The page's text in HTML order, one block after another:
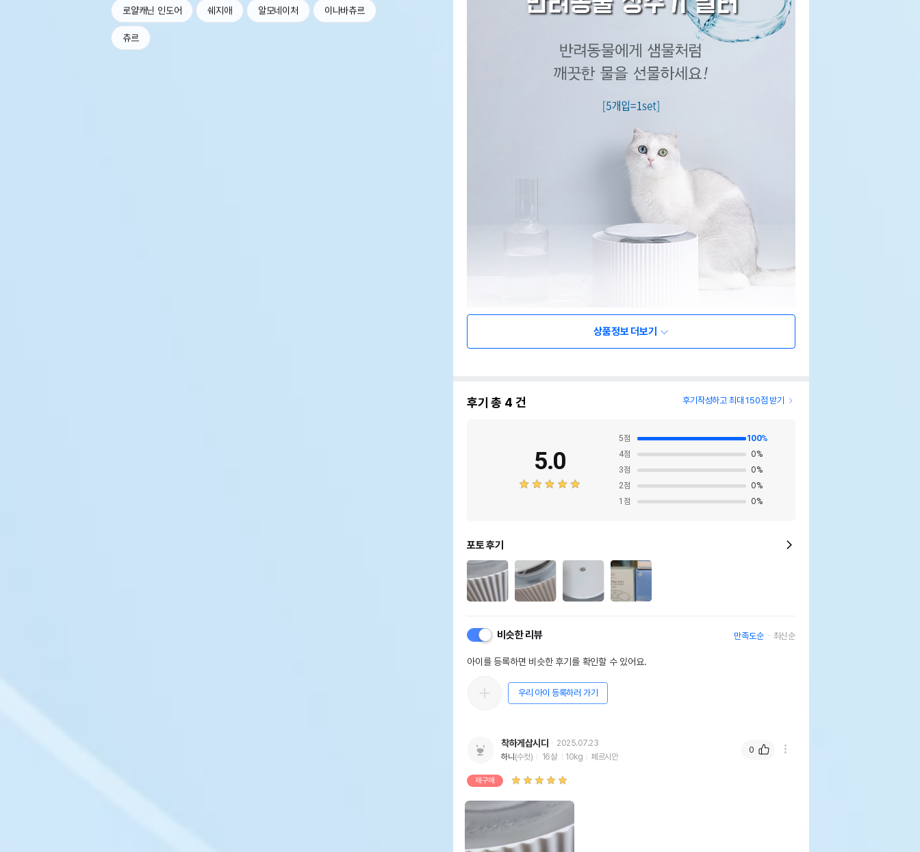
로얄캐닌 인도어 쉐지애 알모네이처 이나바츄르
츄르
상품정보 더보기
후기 총 4 건 후기작성하고 최대 150점 받기
5.0
5점 100%
4점 0%
3점 0%
2점 0%
1 점 0%
포토 후기
비슷한 리뷰 만족도순 최신순
아이를 등록하면 비슷한 후기를 확인할 수 있어요.
우리 아이 등록하러 가기
착하게삽시다
2025.07.23
하니(수컷) 16살 10kg 페르시안
재구매
0